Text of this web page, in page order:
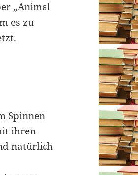
„Animal
es zu
Spinnen
ihren
natürlich